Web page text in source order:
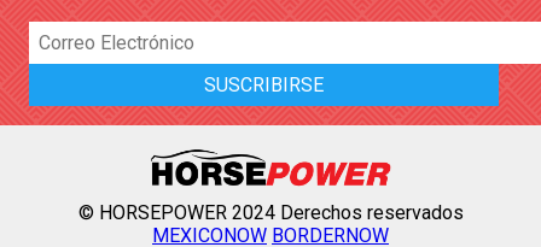
© HORSEPOWER 2024 Derechos reservados
MEXICONOW BORDERNOW